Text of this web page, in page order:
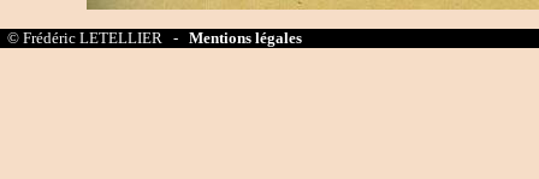
© Frédéric LETELLIER - Mentions légales